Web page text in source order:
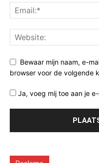
Bewaar mijn naam, e-
browser voor de volgende
Ja, voeg mij toe aan je